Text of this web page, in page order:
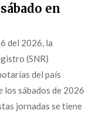
en
del 2026, la
(SNR)
del país
sábados de 2026
jornadas se tiene